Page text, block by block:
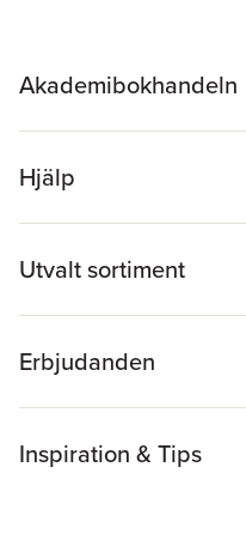
Akademibokhandeln
Hjälp
Utvalt sortiment
Erbjudanden
Inspiration & Tips